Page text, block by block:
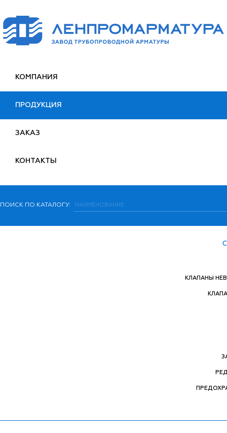
КОМПАНИЯ
ПРОДУКЦИЯ
ЗАКАЗ
КОНТАКТЫ
ПОИСК ПО КАТАЛОГУ:
КЛАПАНЫ